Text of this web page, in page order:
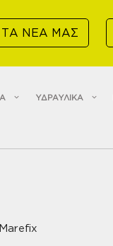
ΤΑ ΝΕΑ ΜΑΣ
ΥΔΡΑΥΛΙΚΑ